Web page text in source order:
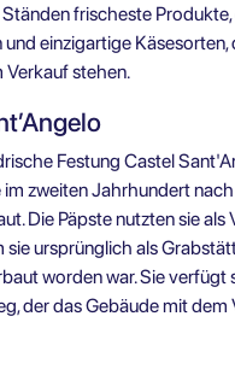
frischeste
einzigartige Käsesorten,
Verkauf stehen.
Festung Castel
zweiten Jahrhundert
Die Päpste nutzten sie als
sie ursprünglich als
worden war. Sie verfügt
der das Gebäude mit dem